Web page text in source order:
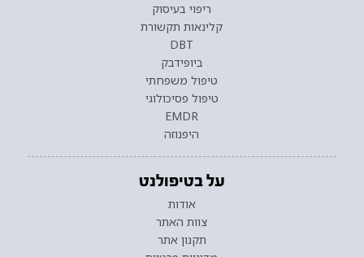
ריפוי בעיסוק
קלינאות תקשורת
DBT
ביופידבק
טיפול משפחתי
טיפול פסיכולוגי
EMDR
היפנוזה
על בטיפולנט
אודות
צוות האתר
תקנון אתר